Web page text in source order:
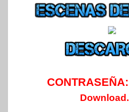
CONTRASEÑA: